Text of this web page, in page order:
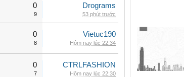
0
9
Drograms
53 phút trước
0
8
Vietuc190
Hôm nay lúc 22:34
0
7
CTRLFASHION
Hôm nay lúc 22:30